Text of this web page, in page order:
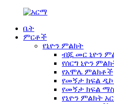
ቤት
ምርቶች
የኒዮን ምልክት
ብጁ መር ኒዮን
የሰርግ ኒዮን
የአሞሌ ምልክቶች
የመኝታ ክፍል
የመኝታ ክፍል
የኒዮን ምልክት